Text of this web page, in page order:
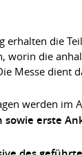
die
worin die
Messe dient
werden
sowie erste